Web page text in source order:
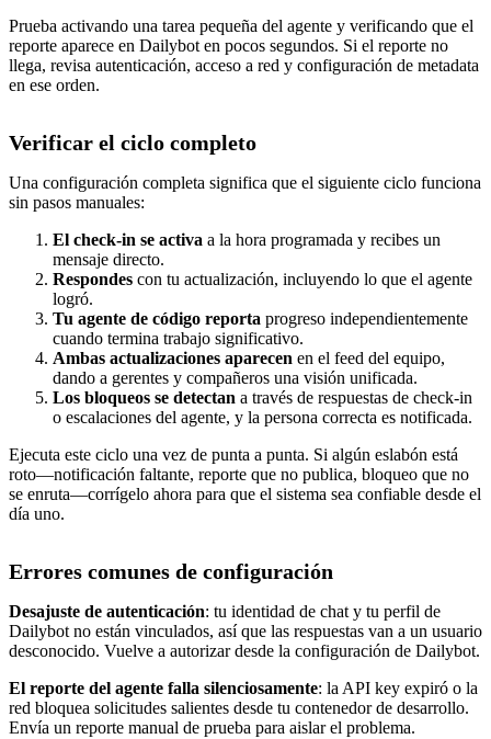
Prueba activando una tarea pequeña del agente y verificando que el
reporte aparece en Dailybot en pocos segundos. Si el reporte no
llega, revisa autenticación, acceso a red y configuración de metadata
en ese orden.
Verificar el ciclo completo
Una configuración completa significa que el siguiente ciclo funciona
sin pasos manuales:
El check-in se activa a la hora programada y recibes un
mensaje directo.
Respondes con tu actualización, incluyendo lo que el agente
logró.
Tu agente de código reporta progreso independientemente
cuando termina trabajo significativo.
Ambas actualizaciones aparecen en el feed del equipo,
dando a gerentes y compañeros una visión unificada.
Los bloqueos se detectan a través de respuestas de check-in
o escalaciones del agente, y la persona correcta es notificada.
Ejecuta este ciclo una vez de punta a punta. Si algún eslabón está
roto—notificación faltante, reporte que no publica, bloqueo que no
se enruta—corrígelo ahora para que el sistema sea confiable desde el
día uno.
Errores comunes de configuración
Desajuste de autenticación: tu identidad de chat y tu perfil de
Dailybot no están vinculados, así que las respuestas van a un usuario
desconocido. Vuelve a autorizar desde la configuración de Dailybot.
El reporte del agente falla silenciosamente: la API key expiró o la
red bloquea solicitudes salientes desde tu contenedor de desarrollo.
Envía un reporte manual de prueba para aislar el problema.